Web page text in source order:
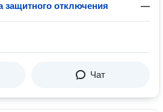
защитного отключения —
Чат